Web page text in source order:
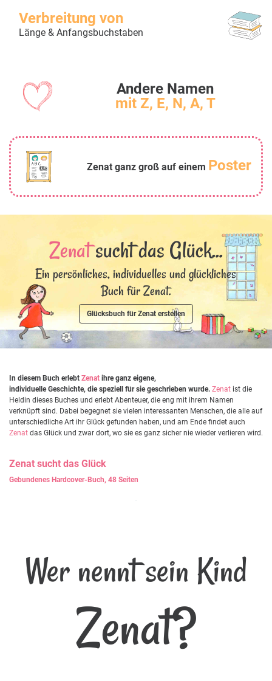
Verbreitung von
Länge & Anfangsbuchstaben
Andere Namen
mit Z, E, N, A, T
Zenat ganz groß auf einem Poster
Zenatsucht das Glück...
Ein persönliches, individuelles und glückliches
Buch für Zenat.
Glücksbuch für Zenat erstellen
In diesem Buch erlebt Zenat ihre ganz eigene,
individuelle Geschichte, die speziell für sie geschrieben wurde. Zenat ist die
Heldin dieses Buches und erlebt Abenteuer, die eng mit ihrem Namen
verknüpft sind. Dabei begegnet sie vielen interessanten Menschen, die alle auf
unterschiedliche Art ihr Glück gefunden haben, und am Ende findet auch
Zenat das Glück und zwar dort, wo sie es ganz sicher nie wieder verlieren wird.
Zenat sucht das Glück
Gebundenes Hardcover-Buch, 48 Seiten
Wer nennt sein Kind
Zenat?